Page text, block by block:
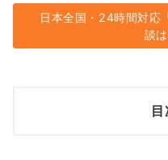
日本全国・24時間対応
談
目